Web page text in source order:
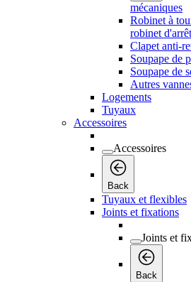
mécaniques
Robinet à
robinet d'arrêt
Clapet anti-
Soupape de
Soupape de
Autres
Logements
Tuyaux
Accessoires
Accessoires
Back
Tuyaux et flexibles
Joints et fixations
Joints et
Back